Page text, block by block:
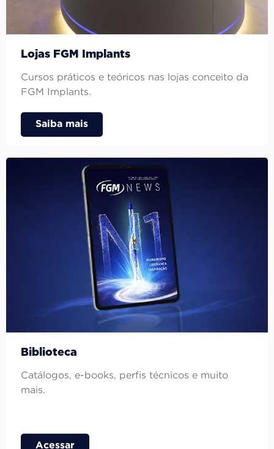
Lojas FGM Implants
Cursos práticos e teóricos nas lojas conceito da
FGM Implants.
Saiba mais
Biblioteca
Catálogos, e-books, perfis técnicos e muito
mais.
Acessar